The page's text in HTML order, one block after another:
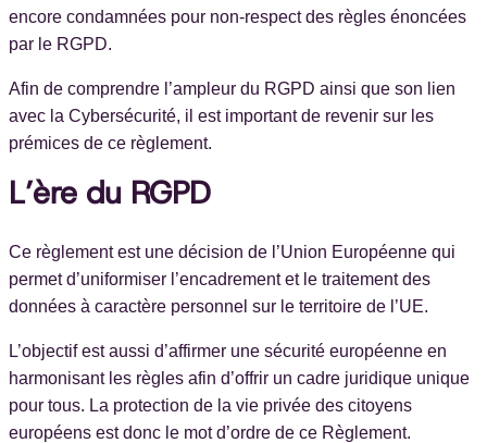
encore condamnées pour non-respect des règles énoncées
par le RGPD.
Afin de comprendre l’ampleur du RGPD ainsi que son lien
avec la Cybersécurité, il est important de revenir sur les
prémices de ce règlement.
L’ère du RGPD
Ce règlement est une décision de l’Union Européenne qui
permet d’uniformiser l’encadrement et le traitement des
données à caractère personnel sur le territoire de l’UE.
L’objectif est aussi d’affirmer une sécurité européenne en
harmonisant les règles afin d’offrir un cadre juridique unique
pour tous. La protection de la vie privée des citoyens
européens est donc le mot d’ordre de ce Règlement.